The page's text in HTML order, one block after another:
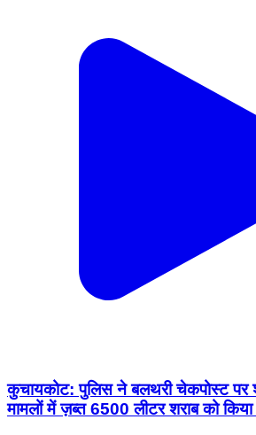
कुचायकोट: पुलिस ने बलथरी चेकपोस्ट पर
मामलों में ज़ब्त 6500 लीटर शराब को किया